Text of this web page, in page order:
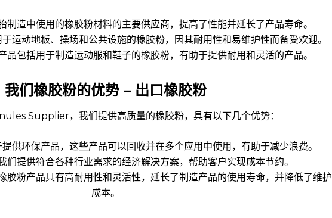
制造中使用的橡胶粉材料的主要供应商，提高了性能并延长了产品寿命。
运动地板、操场和公共设施的橡胶粉，因其耐用性和易维护性而备受欢迎。
品包括用于制造运动服和鞋子的橡胶粉，有助于提供耐用和灵活的产品。
我们橡胶粉的优势 – 出口橡胶粉
Supplier，我们提供高质量的橡胶粉，具有以下几个优势：
供环保产品，这些产品可以回收并在多个应用中使用，有助于减少浪费。
们提供符合各种行业需求的经济解决方案，帮助客户实现成本节约。
胶粉产品具有高耐用性和灵活性，延长了制造产品的使用寿命，并降低了维护
成本。